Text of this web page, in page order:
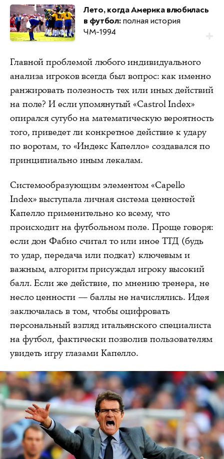
Лето, когда Америка влюбилась
в футбол:полная история
ЧМ-1994
Главной проблемой любого индивидуального
анализа игроков всегда был вопрос: как именно
ранжировать полезность тех или иных действий
на поле? И если упомянутый «Castrol Index»
опирался сугубо на математическую вероятность
того, приведет ли конкретное действие к удару
по воротам, то «Индекс Капелло» создавался по
принципиально иным лекалам.
Системообразующим элементом «Capello
Index» выступала личная система ценностей
Капелло применительно ко всему, что
происходит на футбольном поле. Проще говоря:
если дон Фабио считал то или иное ТТД (будь
то удар, передача или подкат) ключевым и
важным, алгоритм присуждал игроку высокий
балл. Если же действие, по мнению тренера, не
несло ценности — баллы не начислялись. Идея
заключалась в том, чтобы оцифровать
персональный взгляд итальянского специалиста
на футбол, фактически позволив пользователям
увидеть игру глазами Капелло.